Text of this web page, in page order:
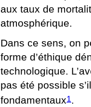
aux taux de
atmosphérique.
Dans ce sens, on
forme d’éthique
technologique.
pas été possible
fondamentaux1.